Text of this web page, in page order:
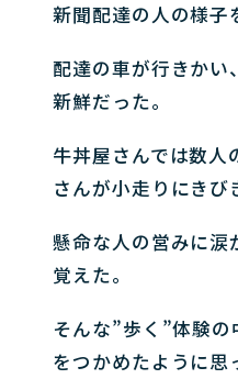
新聞配達の人の様子
配達の車が行きかい
新鮮だった。
牛丼屋さんでは数人
さんが小走りにきび
懸命な人の営みに涙
覚えた。
そんな”歩く”体験
をつかめたように思